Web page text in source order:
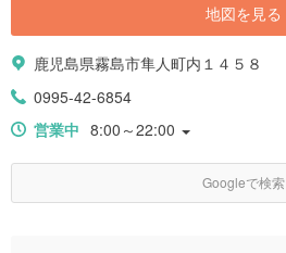
地図を見る
鹿児島県霧島市隼人町内１４５８
0995-42-6854
営業中 8:00～22:00
Googleで検索